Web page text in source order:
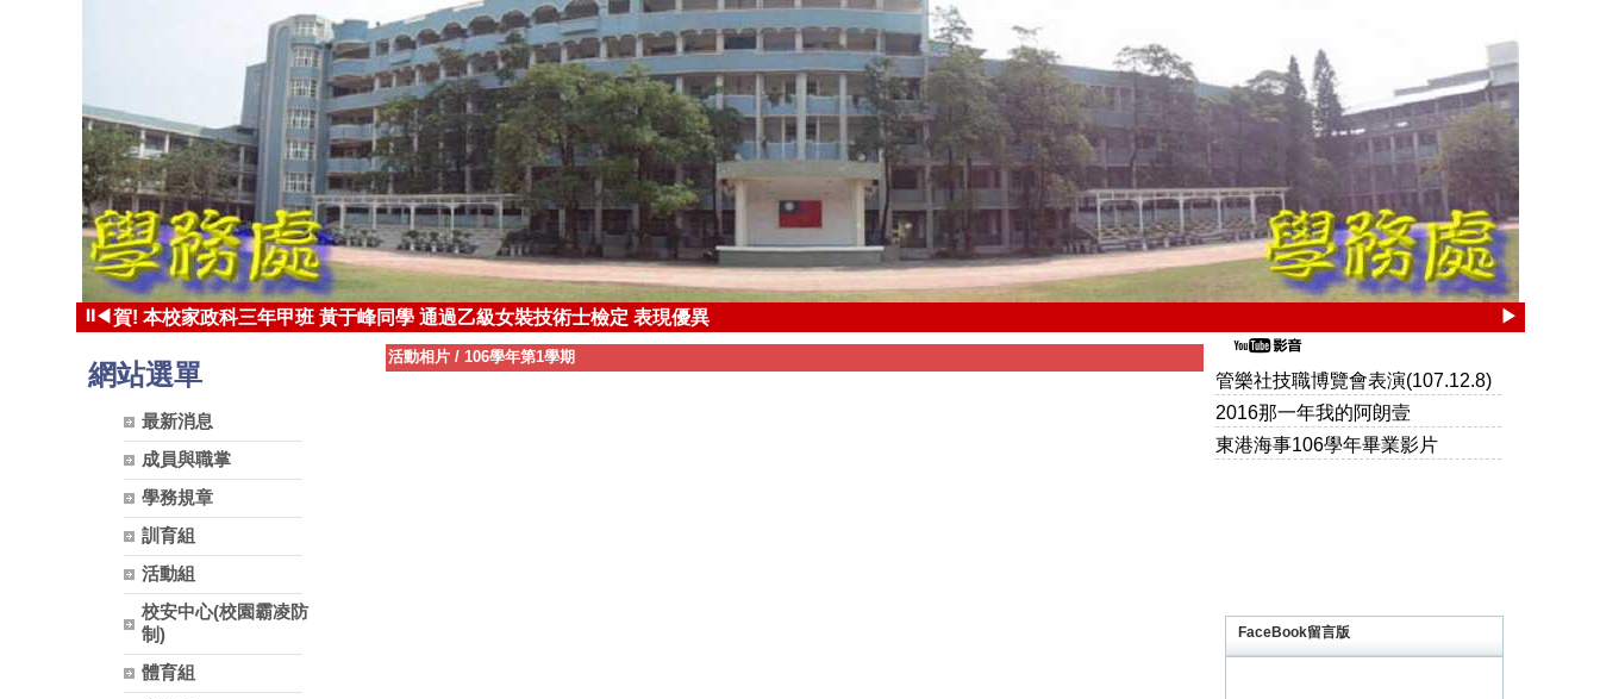
⏸◀賀! 本校家政科三年甲班 黃于峰同學 通過乙級女裝技術士檢定 表現優異
賀! 本校家政科三年甲班 張凱茵同學 錄取國立台東大學 體育系(師培生) ~全體師生恭賀~
▶
網站選單
最新消息
成員與職掌
學務規章
訓育組
活動組
校安中心(校園霸凌防
制)
體育組
活動相片/ 106學年第1學期
►
2016
那
一
壹
管樂社技職博覽會表演(107.12.8)
2016那一年我的阿朗壹
東港海事106學年畢業影片
FaceBook留言版